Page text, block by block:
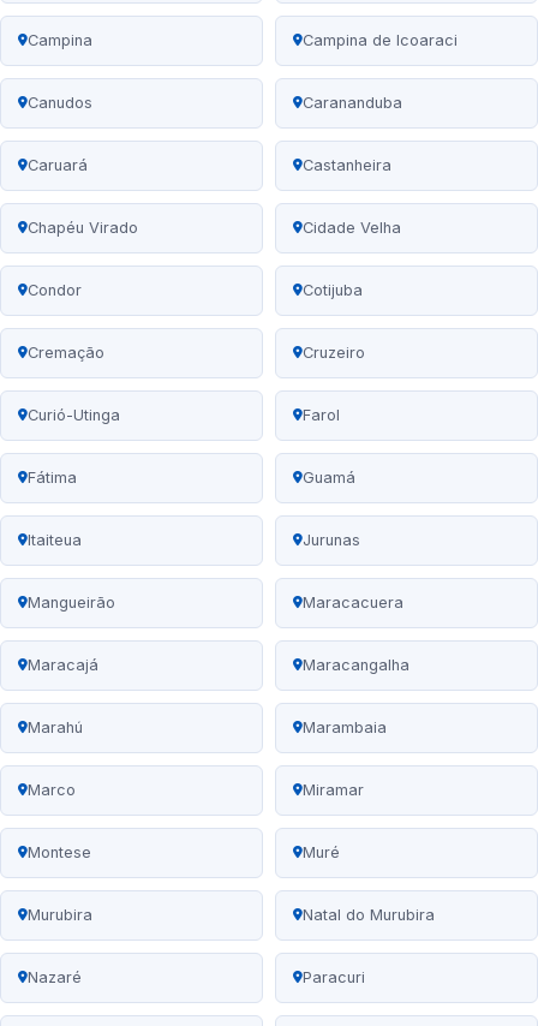
Campina Campina de Icoaraci
Canudos Carananduba
Caruará Castanheira
Chapéu Virado Cidade Velha
Condor Cotijuba
Cremação Cruzeiro
Curió-Utinga Farol
Fátima Guamá
Itaiteua Jurunas
Mangueirão Maracacuera
Maracajá Maracangalha
Marahú Marambaia
Marco Miramar
Montese Muré
Murubira Natal do Murubira
Nazaré Paracuri